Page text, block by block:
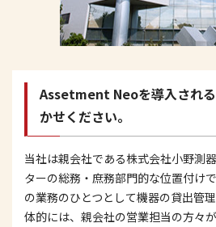
Assetment Neoを導入され
かせください。
当社は親会社である株式会社小野測
ターの総務・庶務部門的な位置付け
の業務のひとつとして機器の貸出管
体的には、親会社の営業担当の方々